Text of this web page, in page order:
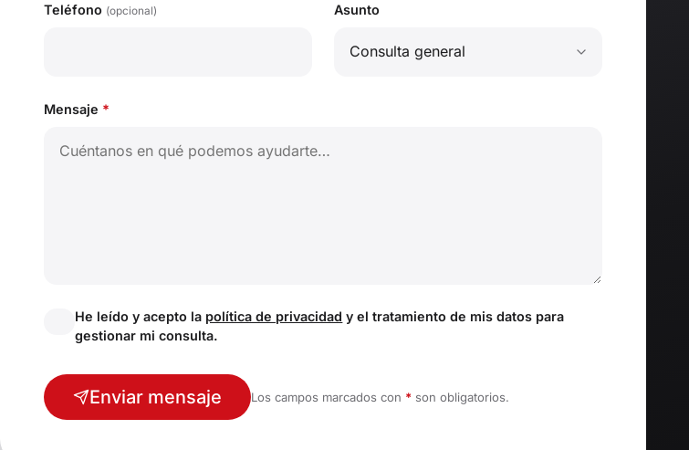
Teléfono (opcional) Asunto
Mensaje *
He leído y acepto la política de privacidad y el tratamiento de mis datos para
gestionar mi consulta.
Enviar mensaje Los campos marcados con * son obligatorios.